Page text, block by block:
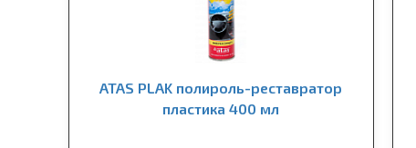
ATAS PLAK полироль-реставратор
пластика 400 мл